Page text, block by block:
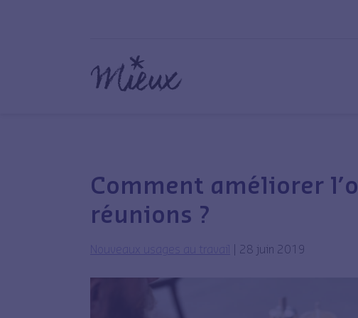
Comment améliorer
réunions ?
Nouveaux usages au travail 28 juin 2019